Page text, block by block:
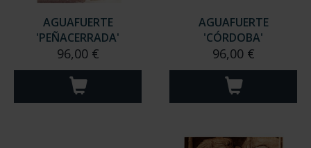
AGUAFUERTE
'PEÑACERRADA'
96,00 €
AGUAFUERTE
'CÓRDOBA'
96,00 €